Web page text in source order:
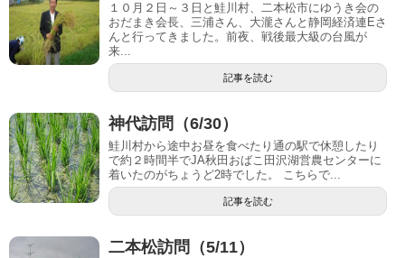
１０月２日～３日と鮭川村、二本松市にゆうき会の
おだまき会長、三浦さん、大瀧さんと静岡経済連Eさ
んと行ってきました。前夜、戦後最大級の台風が
来...
記事を読む
神代訪問（6/30）
鮭川村から途中お昼を食べたり通の駅で休憩したり
で約２時間半でJA秋田おばこ田沢湖営農センターに
着いたのがちょうど2時でした。 こちらで...
記事を読む
二本松訪問（5/11）